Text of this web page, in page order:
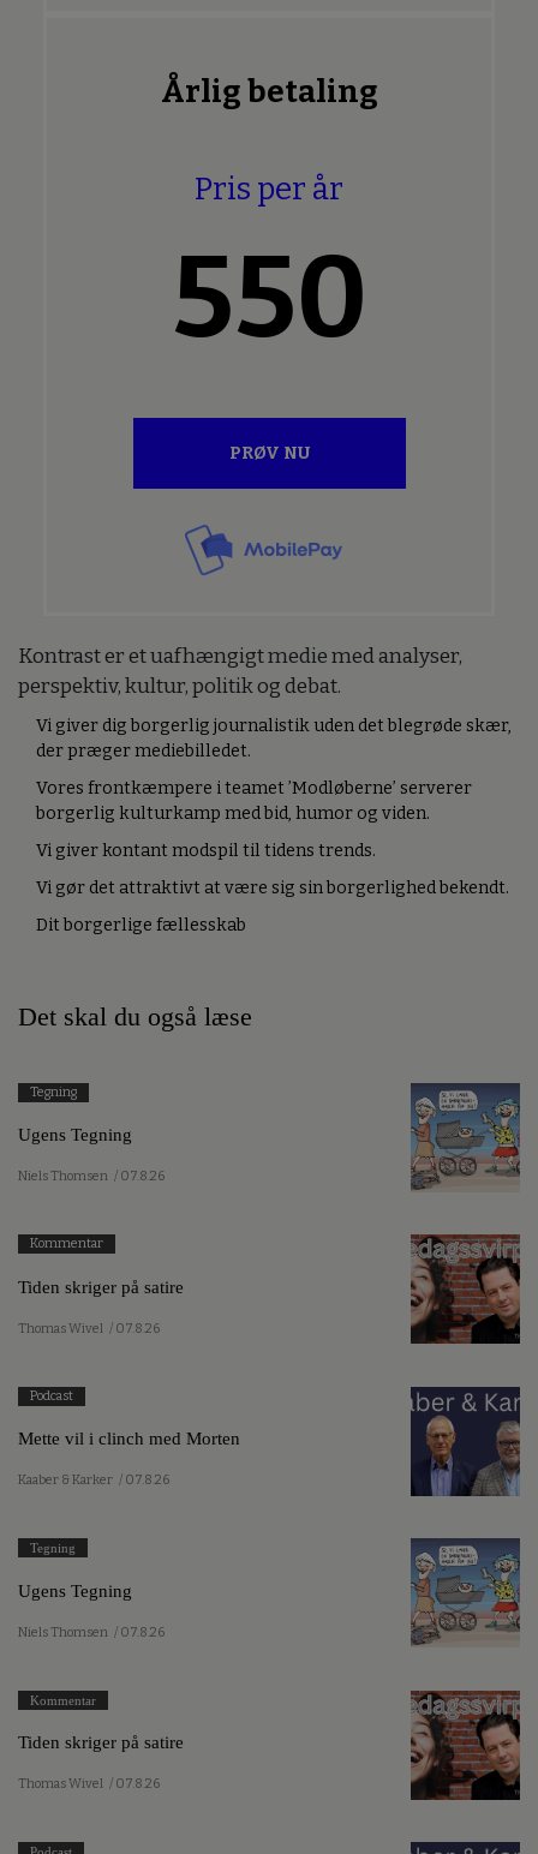
Årlig betaling
Pris per år
550
PRØV NU
Kontrast er et uafhængigt medie med analyser,
perspektiv, kultur, politik og debat.
Vi giver dig borgerlig journalistik uden det blegrøde skær,
der præger mediebilledet.
Vores frontkæmpere i teamet ’Modløberne’ serverer
borgerlig kulturkamp med bid, humor og viden.
Vi giver kontant modspil til tidens trends.
Vi gør det attraktivt at være sig sin borgerlighed bekendt.
Dit borgerlige fællesskab
Det skal du også læse
Tegning
Ugens Tegning
Niels Thomsen / 07.8.26
Kommentar
Tiden skriger på satire
Thomas Wivel / 07.8.26
Podcast
Mette vil i clinch med Morten
Kaaber & Karker / 07.8.26
Tegning
Ugens Tegning
Niels Thomsen / 07.8.26
Kommentar
Tiden skriger på satire
Thomas Wivel / 07.8.26